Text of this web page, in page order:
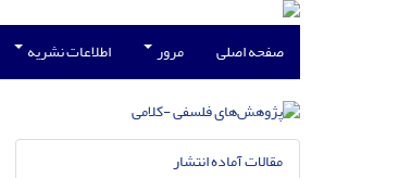
صفحه اصلی مرور اطلاعات نشریه
مقالات آماده انتشار